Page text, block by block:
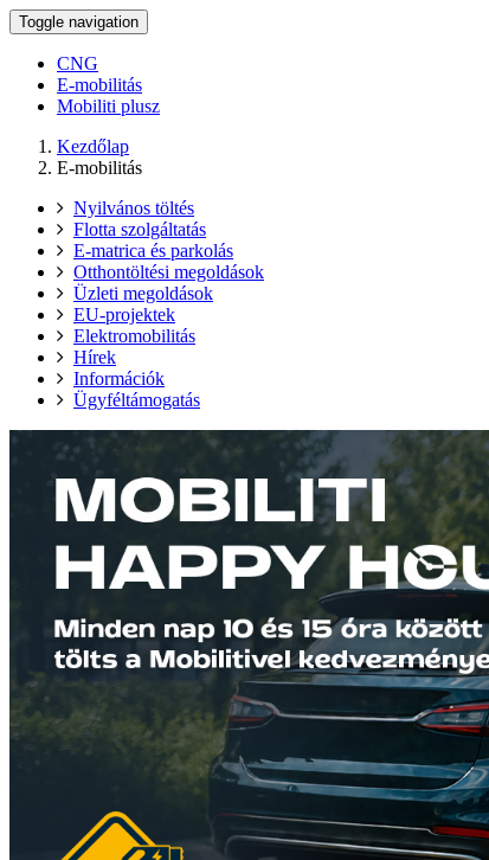
Toggle navigation
CNG
E-mobilitás
Mobiliti plusz
Kezdőlap
E-mobilitás
Nyilvános töltés
Flotta szolgáltatás
E-matrica és parkolás
Otthontöltési megoldások
Üzleti megoldások
EU-projektek
Elektromobilitás
Hírek
Információk
Ügyféltámogatás